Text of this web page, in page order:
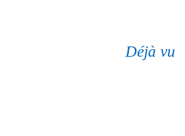
Déjà vu